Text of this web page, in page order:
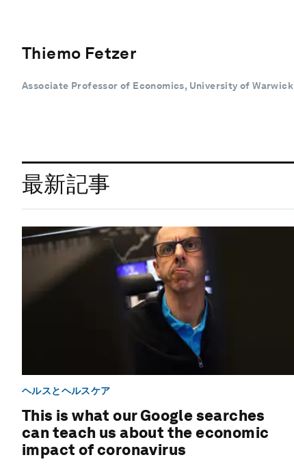
Thiemo Fetzer
Associate Professor of Economics, University of Warwick
最新記事
ヘルスとヘルスケア
This is what our Google searches
can teach us about the economic
impact of coronavirus